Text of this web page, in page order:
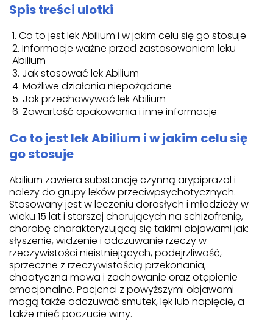
Spis treści ulotki
Co to jest lek Abilium i w jakim celu się go stosuje
Informacje ważne przed zastosowaniem leku
Abilium
Jak stosować lek Abilium
Możliwe działania niepożądane
Jak przechowywać lek Abilium
Zawartość opakowania i inne informacje
Co to jest lek Abilium i w jakim celu się
go stosuje
Abilium zawiera substancję czynną arypiprazol i
należy do grupy leków przeciwpsychotycznych.
Stosowany jest w leczeniu dorosłych i młodzieży w
wieku 15 lat i starszej chorujących na schizofrenię,
chorobę charakteryzującą się takimi objawami jak:
słyszenie, widzenie i odczuwanie rzeczy w
rzeczywistości nieistniejących, podejrzliwość,
sprzeczne z rzeczywistością przekonania,
chaotyczna mowa i zachowanie oraz otępienie
emocjonalne. Pacjenci z powyższymi objawami
mogą także odczuwać smutek, lęk lub napięcie, a
także mieć poczucie winy.